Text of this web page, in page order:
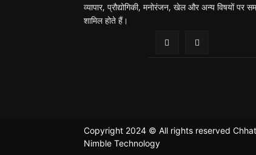
व्यापार, प्रौद्योगिकी, मनोरंजन, खेल और अन्य विषयों पर
शामिल होते हैं।
Copyright 2024 © All rights reserved
Nimble Technology